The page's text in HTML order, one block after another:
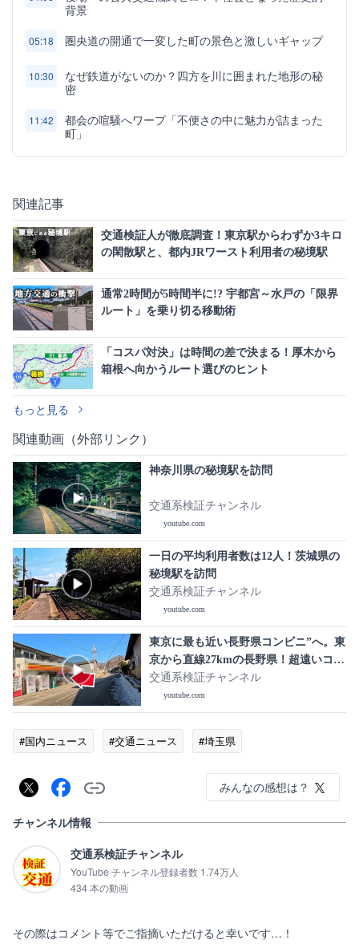
背景
05:18 圏央道の開通で一変した町の景色と激しいギャップ
10:30
なぜ鉄道がないのか？四方を川に囲まれた地形の秘
密
11:42
都会の喧騒へワープ「不便さの中に魅力が詰まった
町」
関連記事
交通検証人が徹底調査！東京駅からわずか3キロ
の閑散駅と、都内JRワースト利用者の秘境駅
通常2時間が5時間半に!? 宇都宮～水戸の「限界
ルート」を乗り切る移動術
「コスパ対決」は時間の差で決まる！厚木から
箱根へ向かうルート選びのヒント
もっと見る
関連動画（外部リンク）
神奈川県の秘境駅を訪問
交通系検証チャンネル
youtube.com
一日の平均利用者数は12人！茨城県の
秘境駅を訪問
交通系検証チャンネル
youtube.com
東京に最も近い長野県コンビニ”へ。東
京から直線27kmの長野県！超遠いコン
ビニを目指してみた結果
交通系検証チャンネル
youtube.com
#国内ニュース #交通ニュース #埼玉県
みんなの感想は？
チャンネル情報
交通系検証チャンネル
YouTube チャンネル登録者数 1.74万人
434 本の動画
その際はコメント等でご指摘いただけると幸いです…！